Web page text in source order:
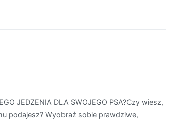
JEDZENIA DLA SWOJEGO PSA?Czy wiesz,
podajesz? Wyobraź sobie prawdziwe,